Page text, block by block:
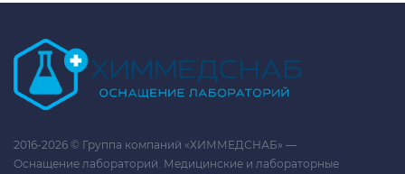
2016-2026 © Группа компаний «ХИММЕДСНАБ» —
Оснащение лабораторий. Медицинские и лабораторные